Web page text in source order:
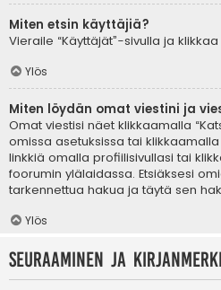
Miten etsin käyttäjiä?
Vieraile “Käyttäjät”-sivulla ja klikkaa
Ylös
Miten löydän omat viestini ja
Omat viestisi näet klikkaamalla
omissa asetuksissa tai klikkaamalla
linkkiä omalla profiilisivullasi tai
foorumin ylälaidassa. Etsiäksesi
tarkennettua hakua ja täytä sen
Ylös
Seuraaminen ja